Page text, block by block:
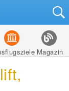
Magazin